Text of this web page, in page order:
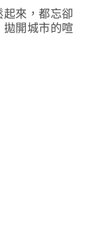
來，都忘卻
開城市的喧